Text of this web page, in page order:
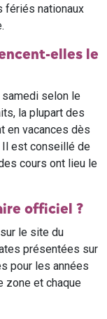
fériés nationaux
elles le
selon le
la plupart des
en vacances dès
Il est conseillé de
cours ont lieu le
officiel ?
le site du
présentées sur
pour les années
zone et chaque